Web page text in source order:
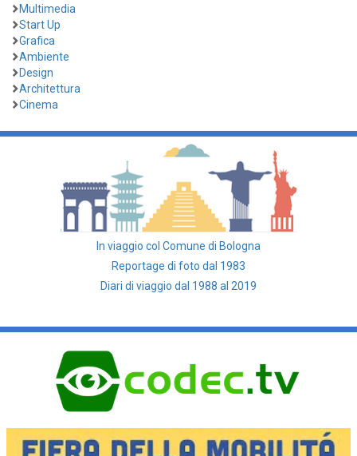
Multimedia
Start Up
Grafica
Ambiente
Design
Architettura
Cinema
In viaggio col Comune di Bologna
Reportage di foto dal 1983
Diari di viaggio dal 1988 al 2019